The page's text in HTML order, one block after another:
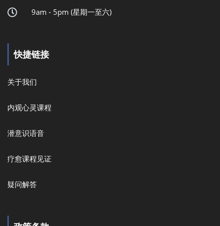
9am - 5pm (星期一至六)
快捷链接
关于我们
内观心灵课程
潜意识语音
疗愈课程见证
疑问解答